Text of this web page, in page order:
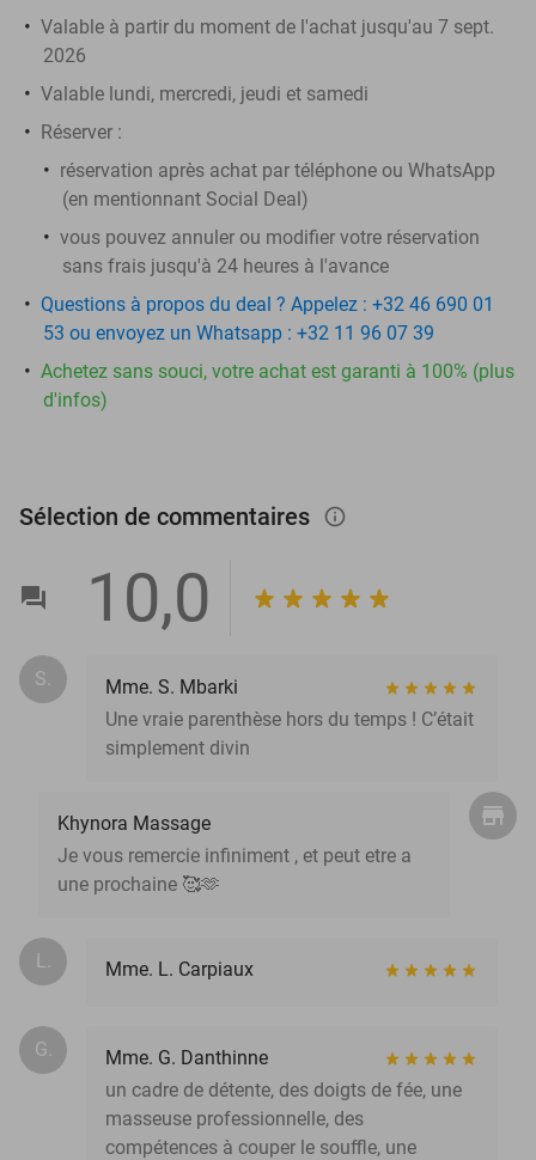
Valable à partir du moment de l'achat jusqu'au 7 sept.
2026
Valable lundi, mercredi, jeudi et samedi
Réserver :
réservation après achat par téléphone ou WhatsApp
(en mentionnant Social Deal)
vous pouvez annuler ou modifier votre réservation
sans frais jusqu'à 24 heures à l'avance
Questions à propos du deal ? Appelez : +32 46 690 01
53 ou envoyez un Whatsapp : +32 11 96 07 39
Achetez sans souci, votre achat est garanti à 100% (plus
d'infos)
Sélection de commentaires info_outlined
10,0
S.
Mme. S. Mbarki
Une vraie parenthèse hors du temps ! C’était
simplement divin
Khynora Massage
Je vous remercie infiniment , et peut etre a
une prochaine 🥰🫶
L. Mme. L. Carpiaux
G.
Mme. G. Danthinne
un cadre de détente, des doigts de fée, une
masseuse professionnelle, des
compétences à couper le souffle, une